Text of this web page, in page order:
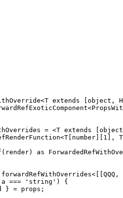
extends [object,
= <T extends
as
=== 'string') {
} = props;